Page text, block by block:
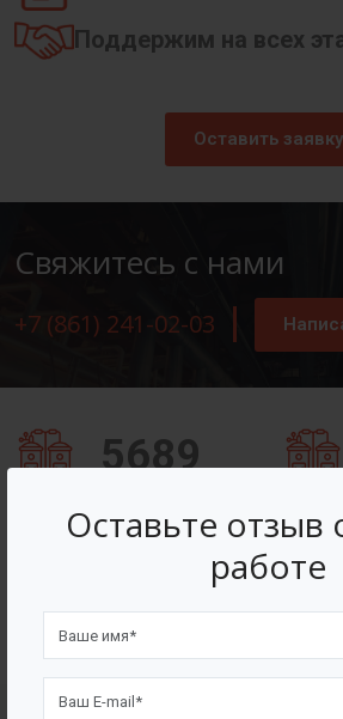
Оставьте отзыв
работе
Поддержим на всех
Оставить заявку
Свяжитесь с нами
+7 (861) 241-02-03
5689
Счастливых клиентов